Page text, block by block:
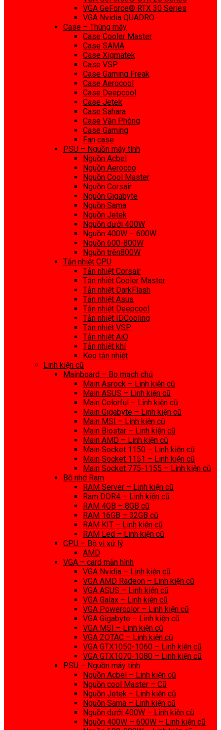
VGA GeForce® RTX 30 Series
VGA Nvidia QUADRO
Case – Thùng máy
Case Cooler Master
Case SAMA
Case Xigmatek
Case VSP
Case Gaming Freak
Case Aerocool
Case Deepcool
Case Jetek
Case Sahara
Case Văn Phòng
Case Gaming
Fan case
PSU – Nguồn máy tính
Nguồn Acbel
Nguồn Aerocoo
Nguồn Cool Master
Nguồn Corsair
Nguồn Gigabyte
Nguồn Sama
Nguồn Jetek
Nguồn dưới 400W
Nguồn 400W – 600W
Nguồn 600-800W
Nguồn trên800W
Tản nhiệt CPU
Tản nhiệt Corsair
Tản nhiệt Cooler Master
Tản nhiệt DarkFlash
Tản nhiệt Asus
Tản nhiệt Deepcool
Tản nhiệt IDCooling
Tản nhiệt VSP
Tản nhiệt AiO
Tản nhiệt khí
Keo tản nhiệt
Linh kiện cũ
Mainboard – Bo mạch chủ
Main Asrock – Linh kiện cũ
Main ASUS – Linh kiện cũ
Main Colorful – Linh kiện cũ
Main Gigabyte – Linh kiện cũ
Main MSI – Linh kiện cũ
Main Biostar – Linh kiện cũ
Main AMD – Linh kiện cũ
Main Socket 1150 – Linh kiện cũ
Main Socket 1151 – Linh kiện cũ
Main Socket 775-1155 – Linh kiện cũ
Bộ nhớ Ram
RAM Server – Linh kiện cũ
Ram DDR4 – Linh kiện cũ
RAM 4GB – 8GB cũ
RAM 16GB – 32GB cũ
RAM KIT – Linh kiện cũ
RAM Led – Linh kiện cũ
CPU – Bộ vi xử lý
AMD
VGA – card màn hình
VGA Nvidia – Linh kiện cũ
VGA AMD Radeon – Linh kiện cũ
VGA ASUS – Linh kiện cũ
VGA Galax – Linh kiện cũ
VGA Powercolor – Linh kiện cũ
VGA Gigabyte – Linh kiện cũ
VGA MSI – Linh kiện cũ
VGA ZOTAC – Linh kiện cũ
VGA GTX1050-1060 – Linh kiện cũ
VGA GTX1070-1080 – Linh kiện cũ
PSU – Nguồn máy tính
Nguồn Acbel – Linh kiện cũ
Nguồn cool Master – Cũ
Nguồn Jetek – Linh kiện cũ
Nguồn Sama – Linh kiện cũ
Nguồn dưới 400W – Linh kiện cũ
Nguồn 400W – 600W – Linh kiện cũ